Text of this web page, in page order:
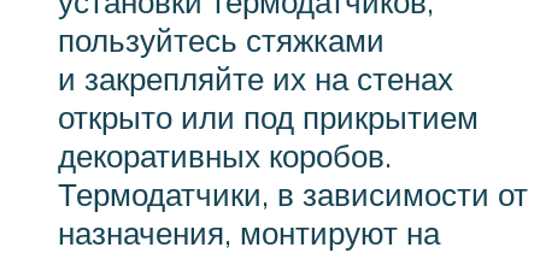
пользуйтесь стяжками
и закрепляйте их на стенах
открыто или под прикрытием
декоративных коробов.
Термодатчики, в зависимости от
назначения, монтируют на